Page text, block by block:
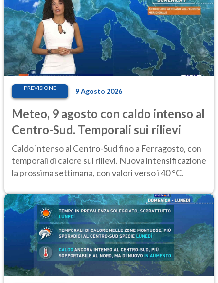
PREVISIONE 9 Agosto 2026
Meteo, 9 agosto con caldo intenso al
Centro-Sud. Temporali sui rilievi
Caldo intenso al Centro-Sud fino a Ferragosto, con
temporali di calore sui rilievi. Nuova intensificazione
la prossima settimana, con valori verso i 40 °C.